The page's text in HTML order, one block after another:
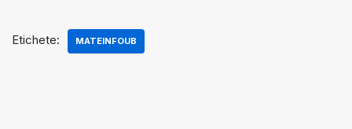
Etichete: MATEINFOUB